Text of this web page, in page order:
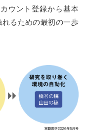
ウント登録から基本
るための最初の一歩